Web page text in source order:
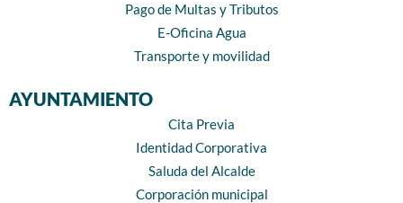
Pago de Multas y Tributos
E-Oficina Agua
Transporte y movilidad
AYUNTAMIENTO
Cita Previa
Identidad Corporativa
Saluda del Alcalde
Corporación municipal